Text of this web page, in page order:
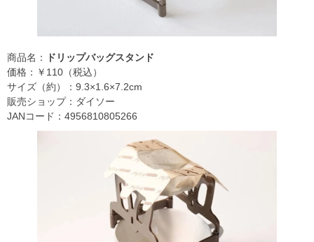
商品名：
ドリップバッグスタンド
価格：￥110（税込）
サイズ（約）：9.3×1.6×7.2cm
販売ショップ：ダイソー
JANコード：4956810805266